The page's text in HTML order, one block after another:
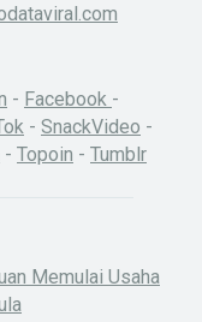
- Facebook -
- SnackVideo -
- Topoin - Tumblr
Memulai Usaha